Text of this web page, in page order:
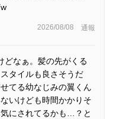
2026/08/08 通報
どなぁ。髪の先がくる
タイルも良さそうだ
てる幼なじみの翼くん
いけども時間かかりそ
にされてるかも…？と